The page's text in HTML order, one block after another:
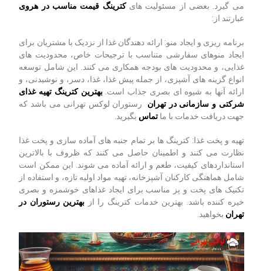
می گیرد. بعضی از مسئولیت هایکترینگ قیمت مناسب در هروی
عبارتند از:
برنامه ریزی و ایجاد منو: ارائه دهندگان غذا از نزدیک با مشتریان برای
ایجاد منوهای سفارشی متناسب با ترجیحات خاص، محدودیت های
غذایی، و محدودیت های بودجه همکاری می کنند. این شامل توسعه
انواع گزینه های آشپزی، از جمله پیش غذا، غذا، دسر، و نوشیدنی، و
ارائه آنها به شیوه ای بصری جذاب است.بهترین کترینگ تهیه غذای
شرکتی و سازمانی در تهران
رستوران لوکس تهرانی می باشد که
جهت دریافت خدمات با ماتماس بگیرید.
تهیه و پخت غذا: کترینگ ها بر تمام جنبه های آماده سازی و پخت غذا
نظارت می کنند و اطمینان حاصل می کنند که ظروف با بالاترین
استانداردهای کیفیت، طعم و ارائه آماده می شوند. این ممکن است
شامل هماهنگی کارکنان آشپزخانه، تهیه مواد اولیه تازه، و استفاده از
تکنیک های پخت و پز مناسب برای ایجاد غذاهای خوشمزه و بصری
خیره کننده باشد. بهترین خدمات کترینگ را از بهترین رستوران در
تهران بخواهید.